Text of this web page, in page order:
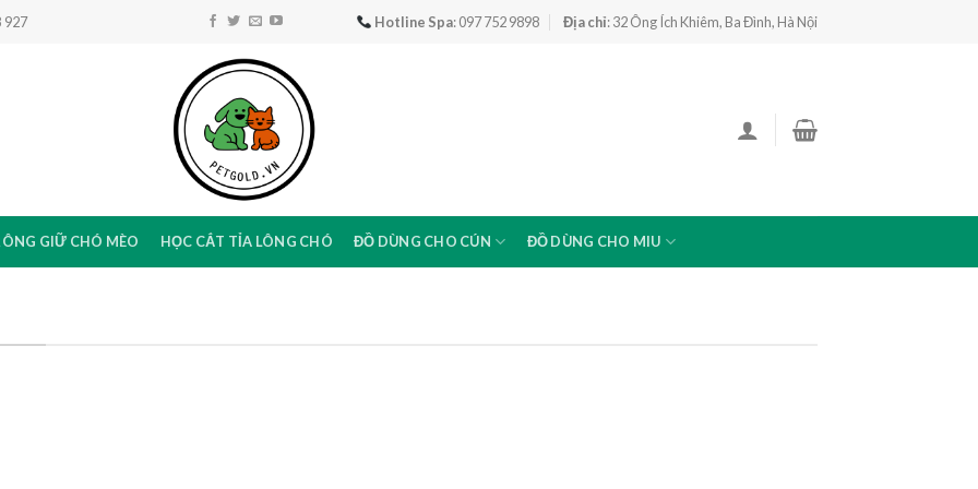
927 Hotline Spa: 097 752 9898 Địa chỉ: 32 Ông Ích Khiêm, Ba Đình, Hà Nội
GIỮ CHÓ MÈO HỌC CẮT TỈA LÔNG CHÓ ĐỒ DÙNG CHO CÚN ĐỒ DÙNG CHO MIU